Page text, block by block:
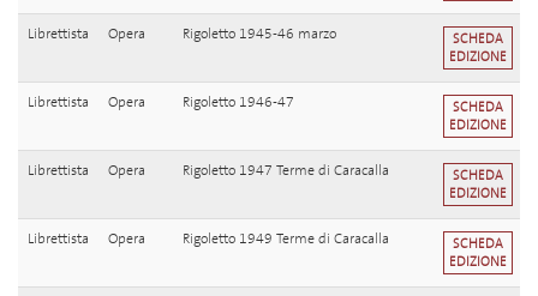
Librettista Opera Rigoletto 1945-46 marzo
SCHEDA
EDIZIONE
Librettista Opera Rigoletto 1946-47
SCHEDA
EDIZIONE
Librettista Opera Rigoletto 1947 Terme di Caracalla
SCHEDA
EDIZIONE
Librettista Opera Rigoletto 1949 Terme di Caracalla
SCHEDA
EDIZIONE